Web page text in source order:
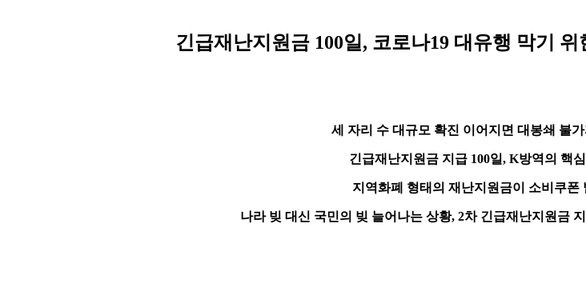
긴급재난지원금 100일, 코로나19 대유행 막기
세 자리 수 대규모 확진 이어지면 대봉쇄 불가
긴급재난지원금 지급 100일, K방역의 핵
지역화폐 형태의 재난지원금이 소비쿠폰
나라 빚 대신 국민의 빚 늘어나는 상황, 2차 긴급재난지원금